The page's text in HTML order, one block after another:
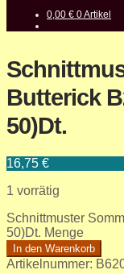
0,00€ 0 Artikel
Butterick
50)Dt.
16,75 €
1 vorrätig
Schnittmuster
50)Dt. Menge
In den Warenkorb
Artikelnummer: